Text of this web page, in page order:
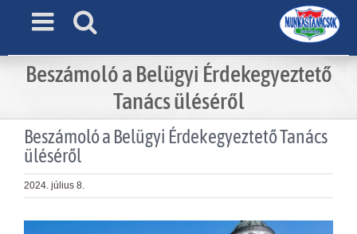
Beszámoló a Belügyi Érdekegyeztető
Tanács üléséről
Beszámoló a Belügyi Érdekegyeztető Tanács
üléséről
2024. július 8.